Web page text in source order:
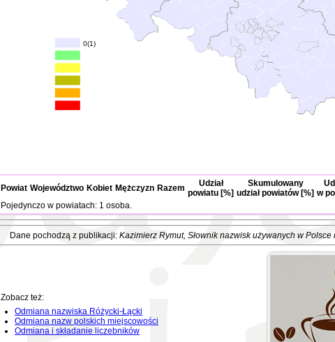
0(1)
Powiat Województwo Kobiet Mężczyzn Razem
Udział
powiatu [%]
Skumulowany
udział powiatów [%] w
Pojedynczo w powiatach: 1 osoba.
Dane pochodzą z publikacji: Kazimierz Rymut, Słownik nazwisk używanych w
Zobacz też:
Odmiana nazwiska Różycki-Łącki
Odmiana nazw polskich miejscowości
Odmiana i składanie liczebników